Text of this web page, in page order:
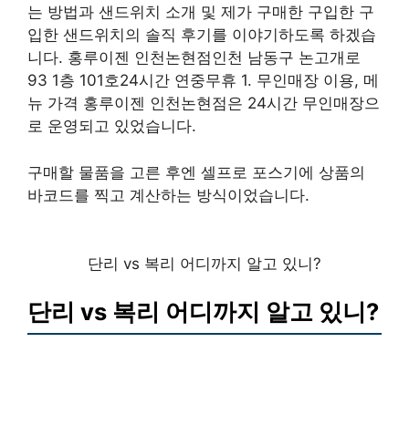
는 방법과 샌드위치 소개 및 제가 구매한 구입한 구
입한 샌드위치의 솔직 후기를 이야기하도록 하겠습
니다. 홍루이젠 인천논현점인천 남동구 논고개로
93 1층 101호24시간 연중무휴 1. 무인매장 이용, 메
뉴 가격 홍루이젠 인천논현점은 24시간 무인매장으
로 운영되고 있었습니다.
구매할 물품을 고른 후엔 셀프로 포스기에 상품의
바코드를 찍고 계산하는 방식이었습니다.
단리 vs 복리 어디까지 알고 있니?
단리 vs 복리 어디까지 알고 있니?